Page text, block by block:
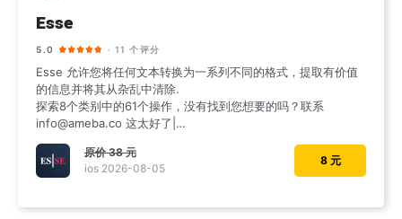
Esse
5.0 · 11 个评分
Esse 允许您将任何文本转换为一系列不同的格式，提取有价值
的信息并将其从杂乱中清除.
探索8个类别中的61个操作，没有找到您想要的吗？联系
info@ameba.co 这太好了|
|
原价38 元
ios 2026-08-05
8 元